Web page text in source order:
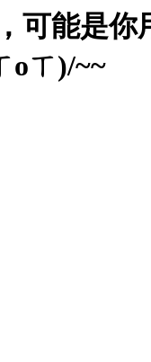
可能是你
oㄒ)/~~